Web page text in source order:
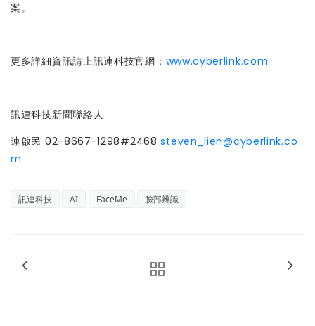
案。
更多詳細資訊請上訊連科技官網： www.cyberlink.com
訊連科技新聞聯絡人
連啟民 02-8667-1298#2468steven_lien@cyberlink.co
m
訊連科技 AI FaceMe 臉部辨識